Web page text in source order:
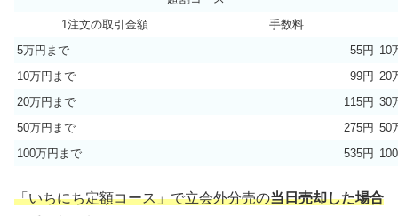
1注文の取引金額
手数料
5万円まで
55円 10
10万円まで
99円 20
20万円まで
115円 30
50万円まで
275円 50
100万円まで
535円
「いちにち定額コース」で立会外分売の当日売却した場合